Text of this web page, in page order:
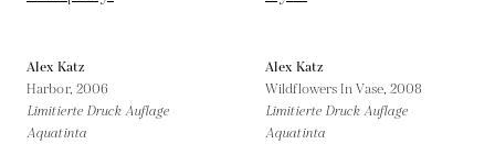
Alex Katz
Harbor, 2006
Limitierte Druck Auflage
Aquatinta
Alex Katz
Wildflowers In Vase,2008
Limitierte Druck Auflage
Aquatinta